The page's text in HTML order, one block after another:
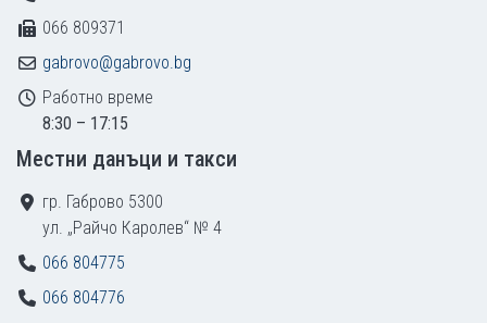
066 809371
gabrovo@gabrovo.bg
Работно време
8:30 – 17:15
Местни данъци и такси
гр. Габрово 5300
ул. „Райчо Каролев“ № 4
066 804775
066 804776